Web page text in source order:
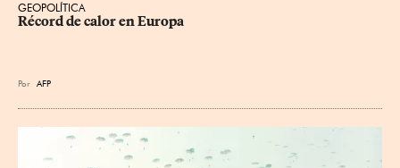
GEOPOLÍTICA
Récord de calor en Europa
Por AFP